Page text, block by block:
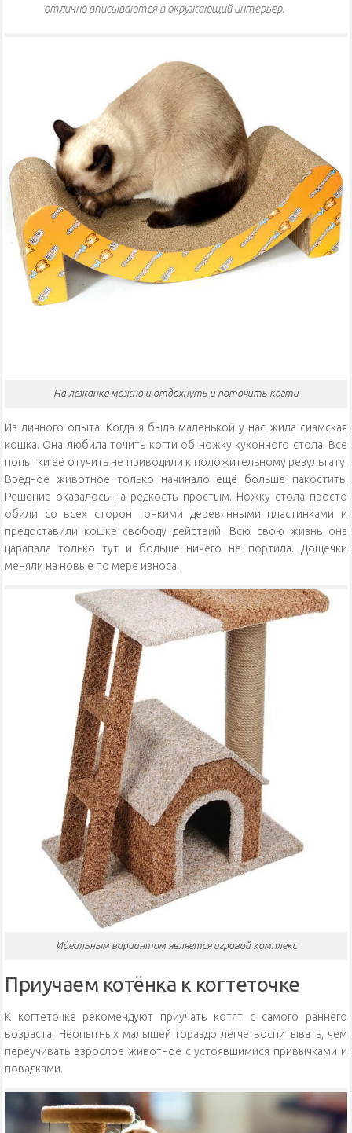
отлично вписываются в окружающий интерьер.
На лежанке можно и отдохнуть и поточить когти
Из личного опыта. Когда я была маленькой у нас жила сиамская
кошка. Она любила точить когти об ножку кухонного стола. Все
попытки её отучить не приводили к положительному результату.
Вредное животное только начинало ещё больше пакостить.
Решение оказалось на редкость простым. Ножку стола просто
обили со всех сторон тонкими деревянными пластинками и
предоставили кошке свободу действий. Всю свою жизнь она
царапала только тут и больше ничего не портила. Дощечки
меняли на новые по мере износа.
Идеальным вариантом является игровой комплекс
Приучаем котёнка к когтеточке
К когтеточке рекомендуют приучать котят с самого раннего
возраста. Неопытных малышей гораздо легче воспитывать, чем
переучивать взрослое животное с устоявшимися привычками и
повадками.